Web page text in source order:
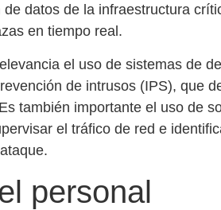
de datos de la infraestructura
en tiempo real.
el uso de sistemas de
de intrusos (IPS), que
también importante el uso de
el tráfico de red e
personal